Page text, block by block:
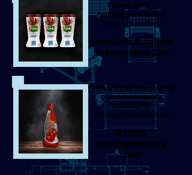
Prêmio ABRE -
Embalagem e Design
Achocolatado Taeq
Associação Brasileira
de Embalagem 2007
Prêmio EmbalagemMarca
- Grandes Cases de
Embalagem
Ketchup Predilecta 400g
Revista
EmbalagemMarca
2007